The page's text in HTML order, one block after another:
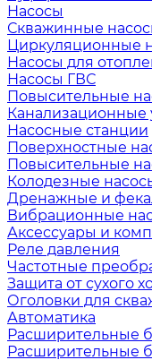
Насосы
Скважинные
Циркуляционные
Насосы для
Насосы ГВС
Повысительные
Канализационные
Насосные станции
Поверхностные
Повысительные
Колодезные
Дренажные и
Вибрационные
Аксессуары и
Реле давления
Частотные
Защита от сухого
Оголовки для
Автоматика
Расширительные
Расширительные